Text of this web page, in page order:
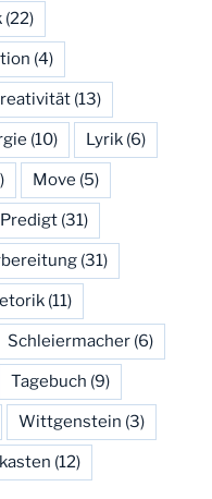
(22)
(4)
(13)
(10) Lyrik (6)
Move (5)
Predigt (31)
(31)
(11)
Schleiermacher (6)
Tagebuch (9)
Wittgenstein (3)
(12)